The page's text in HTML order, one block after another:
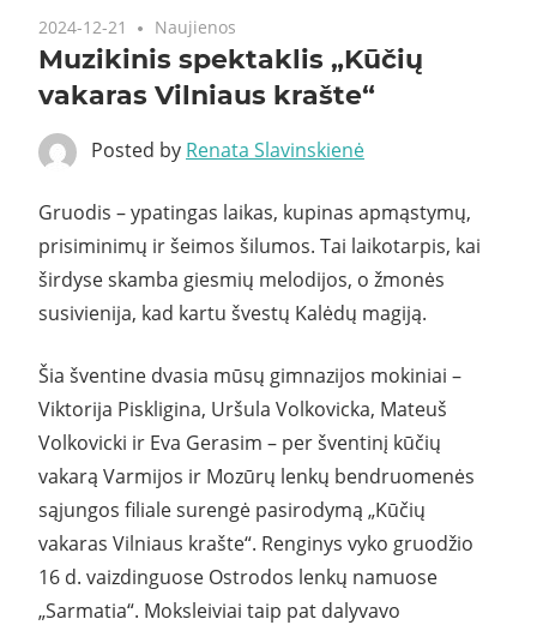
2024-12-21 Naujienos
Muzikinis spektaklis „Kūčių
vakaras Vilniaus krašte“
Posted by Renata Slavinskienė
Gruodis – ypatingas laikas, kupinas apmąstymų,
prisiminimų ir šeimos šilumos. Tai laikotarpis, kai
širdyse skamba giesmių melodijos, o žmonės
susivienija, kad kartu švestų Kalėdų magiją.
Šia šventine dvasia mūsų gimnazijos mokiniai –
Viktorija Piskligina, Uršula Volkovicka, Mateuš
Volkovicki ir Eva Gerasim – per šventinį kūčių
vakarą Varmijos ir Mozūrų lenkų bendruomenės
sąjungos filiale surengė pasirodymą „Kūčių
vakaras Vilniaus krašte“. Renginys vyko gruodžio
16 d. vaizdinguose Ostrodos lenkų namuose
„Sarmatia“. Moksleiviai taip pat dalyvavo